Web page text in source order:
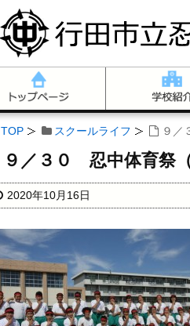
TOP スクールライフ ９／
９／３０ 忍中体育祭（
2020年10月16日